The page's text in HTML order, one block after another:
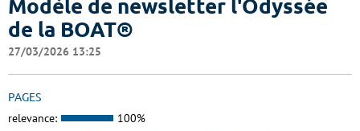
Modèle de newsletter l'Odyssée
de la BOAT®
27/03/2026 13:25
PAGES
relevance: 100%